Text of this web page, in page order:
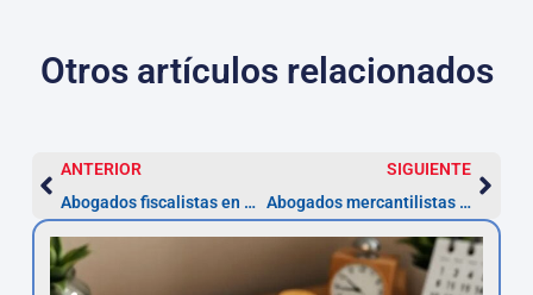
Otros artículos relacionados
ANTERIOR
Abogados fiscalistas en Alcorcón — defensa y plazos
SIGUIENTE
Abogados mercantilistas en Alcorcón | Reclamaciones 5 años